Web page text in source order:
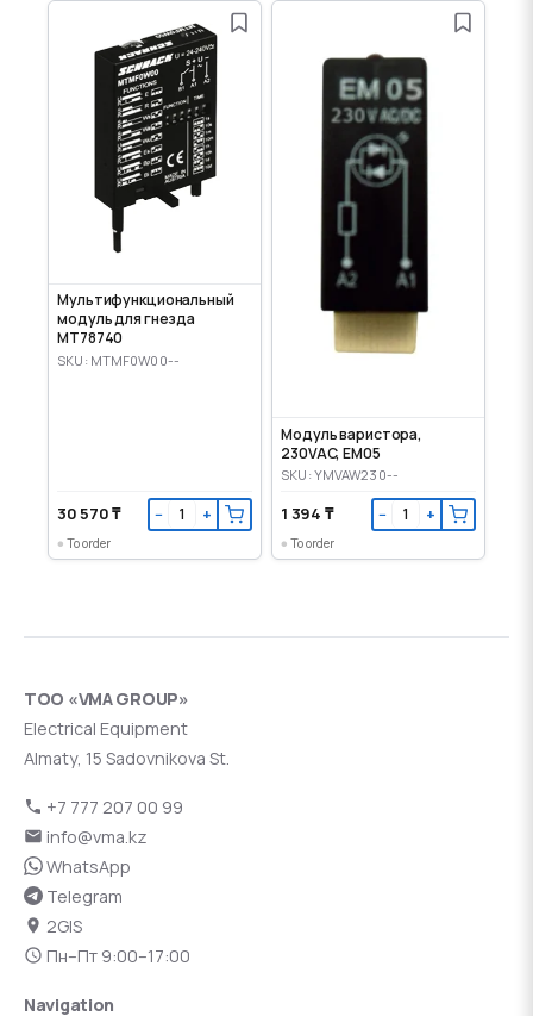
Мультифункциональный
модуль для гнезда
MT78740
SKU: MTMF0W00--
30 570 ₸ − +
To order
Модуль варистора,
230VAC, EM05
SKU: YMVAW230--
1 394 ₸ − +
To order
ТОО «VMA GROUP»
Electrical Equipment
Almaty, 15 Sadovnikova St.
+7 777 207 00 99
info@vma.kz
WhatsApp
Telegram
2GIS
Пн–Пт 9:00–17:00
Navigation